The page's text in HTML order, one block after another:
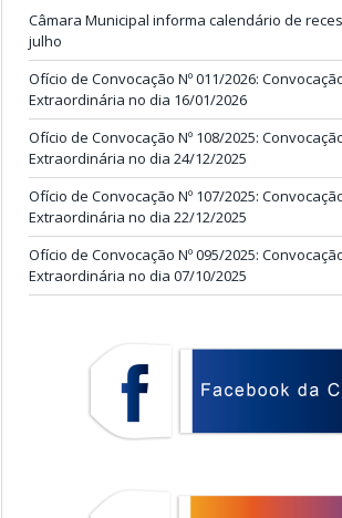
Câmara Municipal informa calendário de
julho
Ofício de Convocação Nº 011/2026:
Extraordinária no dia 16/01/2026
Ofício de Convocação Nº 108/2025:
Extraordinária no dia 24/12/2025
Ofício de Convocação Nº 107/2025:
Extraordinária no dia 22/12/2025
Ofício de Convocação Nº 095/2025:
Extraordinária no dia 07/10/2025